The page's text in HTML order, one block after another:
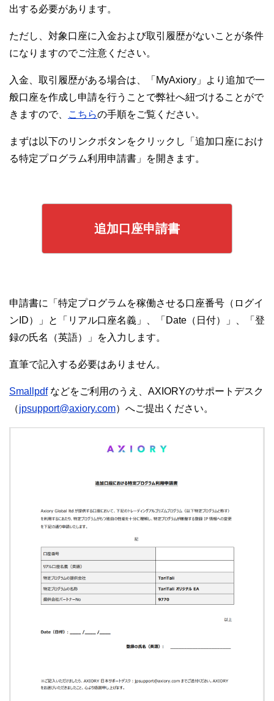
出する必要があります。
ただし、対象口座に入金および取引履歴がないことが条件
になりますのでご注意ください。
入金、取引履歴がある場合は、「MyAxiory」より追加で一
般口座を作成し申請を行うことで弊社へ紐づけることがで
きますので、
こちらの手順をご覧ください。
まずは以下のリンクボタンをクリックし「追加口座におけ
る特定プログラム利用申請書」を開きます。
追加口座申請書
申請書に「特定プログラムを稼働させる口座番号（ログイ
ンID）」と「リアル口座名義」、「Date（日付）」、「登
録の氏名（英語）」を入力します。
直筆で記入する必要はありません。
Smallpdfなどをご利用のうえ、AXIORYのサポートデスク
（jpsupport@axiory.com）へご提出ください。